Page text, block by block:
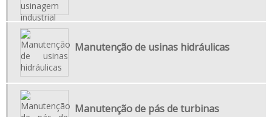
EMPRESA DE USINAGEM PESADA
EMPRESA USINAGEM
FABRICANTE DE PEÇAS PARA INDÚSTRIAS
FABRICAÇÃO DE COMPONENTES SOB MEDIDA
FABRICAÇÃO DE PEÇAS USINADAS
Manutenção de usinas hidráulicas
Manutenção de pás de turbinas